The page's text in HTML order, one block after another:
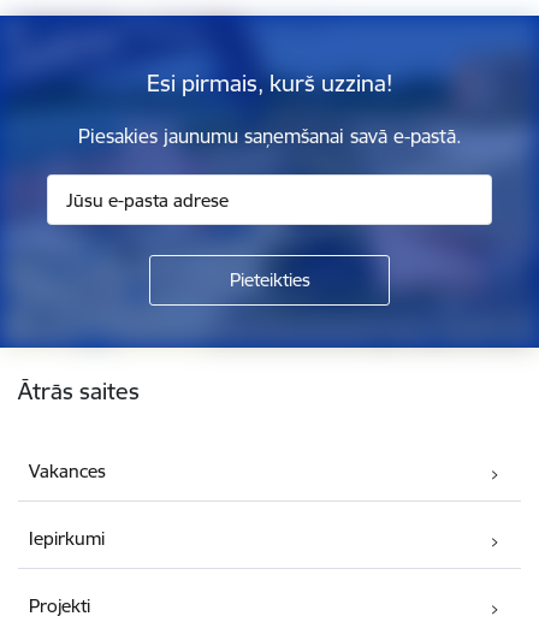
Esi pirmais, kurš uzzina!
Piesakies jaunumu saņemšanai savā e-pastā.
Ātrās saites
Vakances
Iepirkumi
Projekti